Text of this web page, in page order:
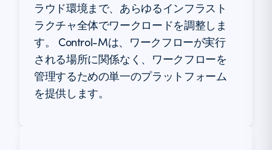
ラウド環境まで、あらゆるインフラスト
ラクチャ全体でワークロードを調整しま
す。 Control-Mは、ワークフローが実行
される場所に関係なく、ワークフローを
管理するための単一のプラットフォーム
を提供します。